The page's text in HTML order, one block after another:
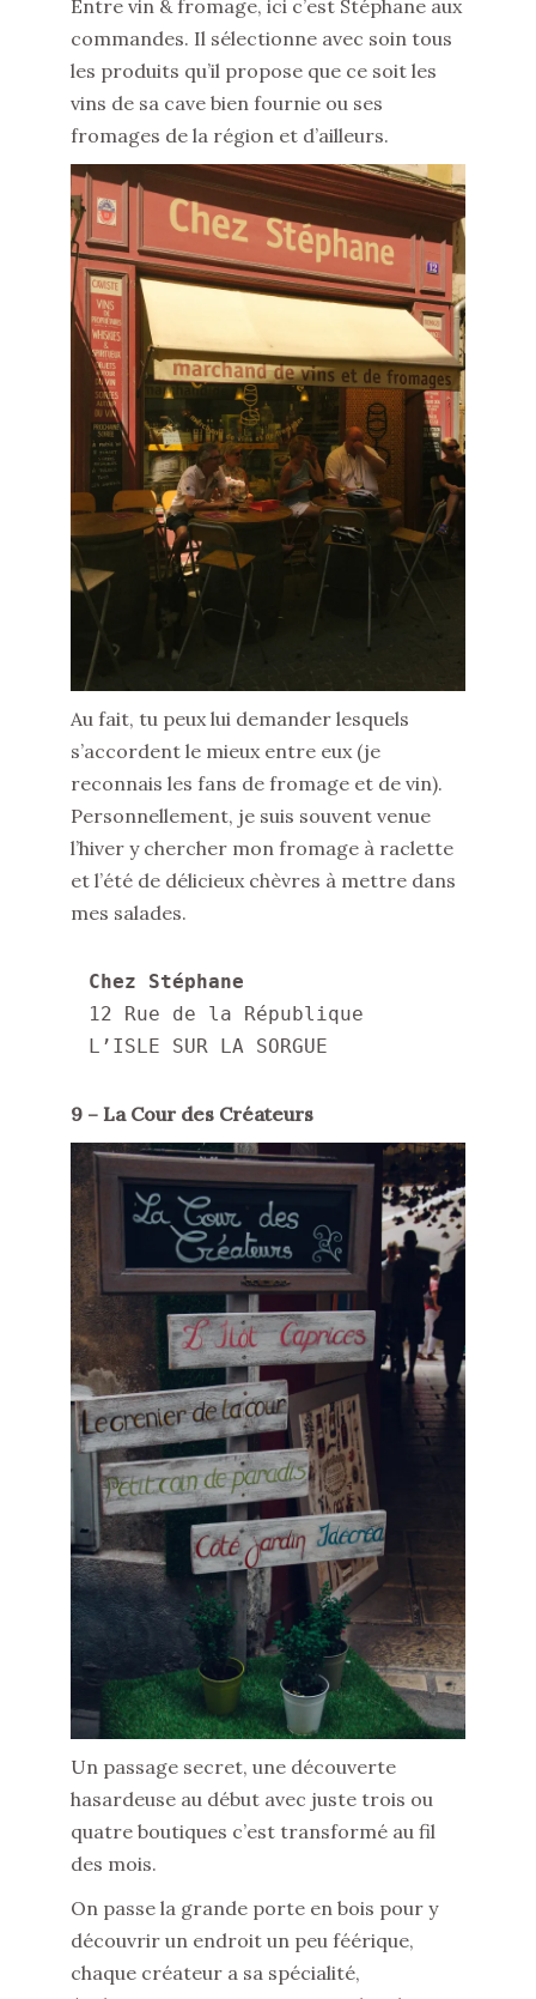
Entre vin & fromage, ici c’est Stéphane aux
commandes. Il sélectionne avec soin tous
les produits qu’il propose que ce soit les
vins de sa cave bien fournie ou ses
fromages de la région et d’ailleurs.
Au fait, tu peux lui demander lesquels
s’accordent le mieux entre eux (je
reconnais les fans de fromage et de vin).
Personnellement, je suis souvent venue
l’hiver y chercher mon fromage à raclette
et l’été de délicieux chèvres à mettre dans
mes salades.
Chez Stéphane
12 Rue de la République
L’ISLE SUR LA SORGUE
9 – La Cour des Créateurs
Un passage secret, une découverte
hasardeuse au début avec juste trois ou
quatre boutiques c’est transformé au fil
des mois.
On passe la grande porte en bois pour y
découvrir un endroit un peu féérique,
chaque créateur a sa spécialité,